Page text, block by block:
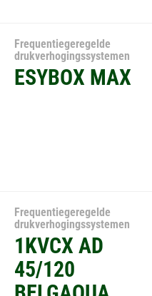
Frequentiegeregelde
drukverhogingssystemen
ESYBOX MAX
Frequentiegeregelde
drukverhogingssystemen
1KVCX AD
45/120